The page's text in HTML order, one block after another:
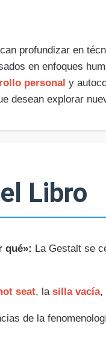
profundizar en
en enfoques
personal y
desean explorar
Libro
qué»: La Gestalt se
seat, la silla vacía,
de la